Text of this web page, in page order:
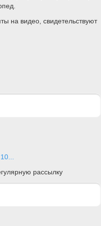
на видео, свидетельствуют
рассылку